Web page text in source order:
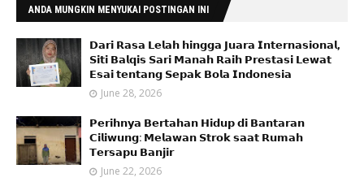
ANDA MUNGKIN MENYUKAI POSTINGAN INI
𝗗𝗮𝗿𝗶 𝗥𝗮𝘀𝗮 𝗟𝗲𝗹𝗮𝗵 𝗵𝗶𝗻𝗴𝗴𝗮 𝗝𝘂𝗮𝗿𝗮 𝗜𝗻𝘁𝗲𝗿𝗻𝗮𝘀𝗶𝗼𝗻𝗮𝗹,
𝗦𝗶𝘁𝗶 𝗕𝗮𝗹𝗾𝗶𝘀 𝗦𝗮𝗿𝗶 𝗠𝗮𝗻𝗮𝗵 𝗥𝗮𝗶𝗵 𝗣𝗿𝗲𝘀𝘁𝗮𝘀𝗶 𝗟𝗲𝘄𝗮𝘁
𝗘𝘀𝗮𝗶 𝘁𝗲𝗻𝘁𝗮𝗻𝗴 𝗦𝗲𝗽𝗮𝗸 𝗕𝗼𝗹𝗮 𝗜𝗻𝗱𝗼𝗻𝗲𝘀𝗶𝗮
June 28, 2026
𝗣𝗲𝗿𝗶𝗵𝗻𝘆𝗮 𝗕𝗲𝗿𝘁𝗮𝗵𝗮𝗻 𝗛𝗶𝗱𝘂𝗽 𝗱𝗶 𝗕𝗮𝗻𝘁𝗮𝗿𝗮𝗻
𝗖𝗶𝗹𝗶𝘄𝘂𝗻𝗴: 𝗠𝗲𝗹𝗮𝘄𝗮𝗻 𝗦𝘁𝗿𝗼𝗸 𝘀𝗮𝗮𝘁 𝗥𝘂𝗺𝗮𝗵
𝗧𝗲𝗿𝘀𝗮𝗽𝘂 𝗕𝗮𝗻𝗷𝗶𝗿
June 22, 2026